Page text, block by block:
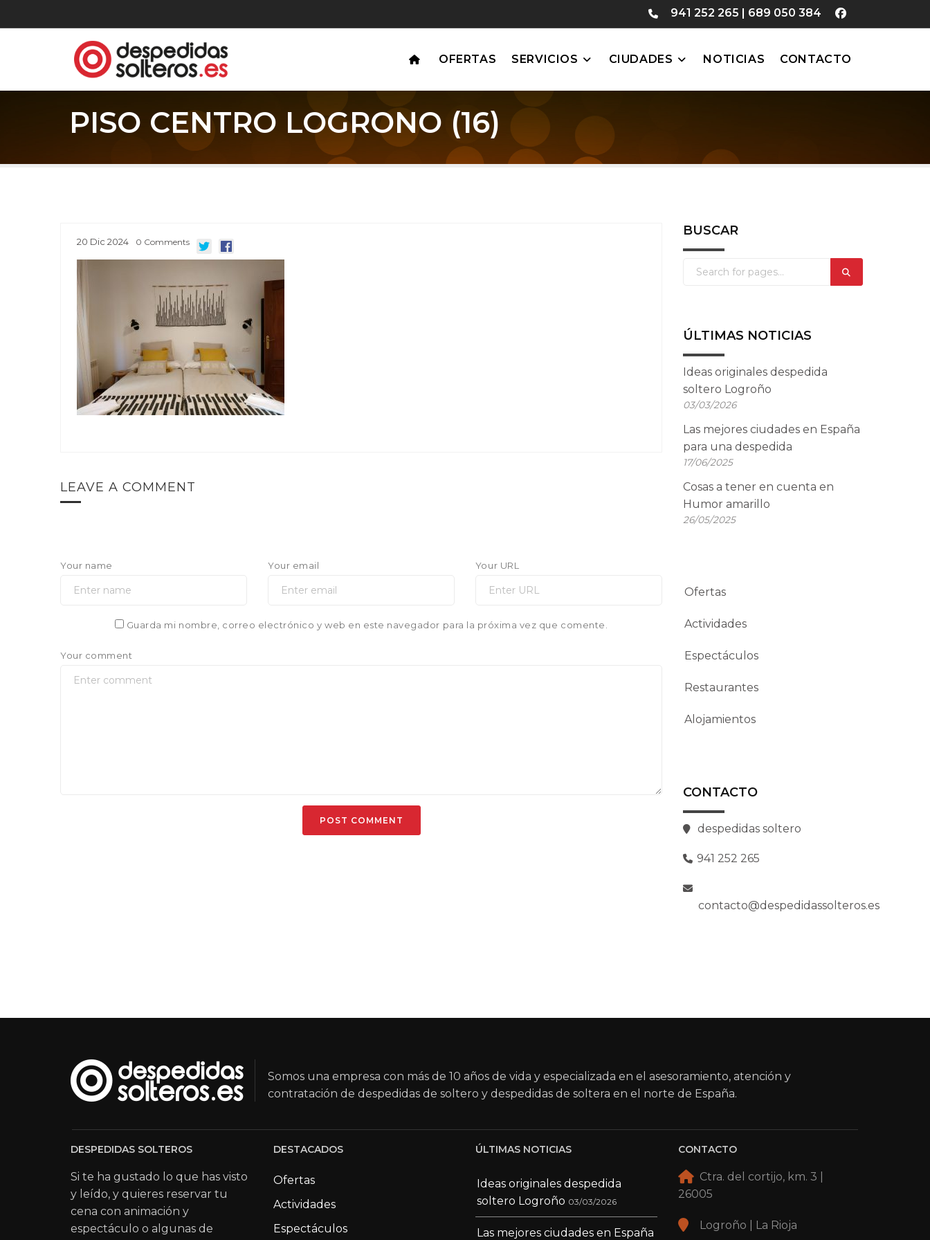
941 252 265 | 689 050 384
OFERTAS SERVICIOS CIUDADES NOTICIAS CONTACTO
PISO CENTRO LOGRONO (16)
20 Dic 2024 0 Comments
LEAVE A COMMENT
Your name Your email Your URL
Guarda mi nombre, correo electrónico y web en este navegador para la próxima vez que comente.
Your comment
BUSCAR
ÚLTIMAS NOTICIAS
Ideas originales despedida
soltero Logroño
03/03/2026
Las mejores ciudades en España
para una despedida
17/06/2025
Cosas a tener en cuenta en
Humor amarillo
26/05/2025
Ofertas
Actividades
Espectáculos
Restaurantes
Alojamientos
CONTACTO
despedidas soltero
941 252 265
contacto@despedidassolteros.es
Somos una empresa con más de 10 años de vida y especializada en el asesoramiento, atención y
contratación de despedidas de soltero y despedidas de soltera en el norte de España.
DESPEDIDAS SOLTEROS
Si te ha gustado lo que has visto
y leído, y quieres reservar tu
cena con animación y
espectáculo o algunas de
DESTACADOS
Ofertas
Actividades
Espectáculos
ÚLTIMAS NOTICIAS
Ideas originales despedida
soltero Logroño 03/03/2026
Las mejores ciudades en España
CONTACTO
Ctra. del cortijo, km. 3 |
26005
Logroño | La Rioja